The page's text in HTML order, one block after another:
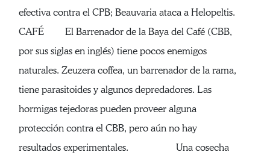
efectiva contra el CPB; Beauvaria ataca a Helopeltis.
CAFÉ El Barrenador de la Baya del Café (CBB,
por sus siglas en inglés) tiene pocos enemigos
naturales. Zeuzera coffea, un barrenador de la rama,
tiene parasitoides y algunos depredadores. Las
hormigas tejedoras pueden proveer alguna
protección contra el CBB, pero aún no hay
resultados experimentales. Una cosecha